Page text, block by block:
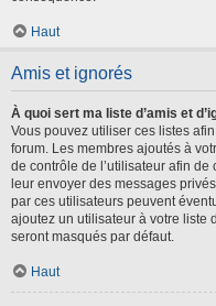
Haut
Amis et ignorés
À quoi sert ma liste d’amis et
Vous pouvez utiliser ces listes
forum. Les membres ajoutés à
de contrôle de l’utilisateur afin
leur envoyer des messages
par ces utilisateurs peuvent
ajoutez un utilisateur à votre liste
seront masqués par défaut.
Haut